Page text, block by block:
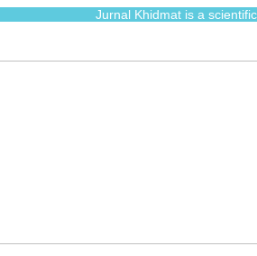
Jurnal Khidmat is a scientific